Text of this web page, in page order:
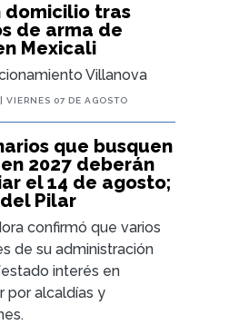
domicilio tras
de arma de
Mexicali
Villanova
| VIERNES 07 DE AGOSTO
que busquen
2027 deberán
el 14 de agosto;
Pilar
confirmó que varios
de su administración
interés en
por alcaldías y